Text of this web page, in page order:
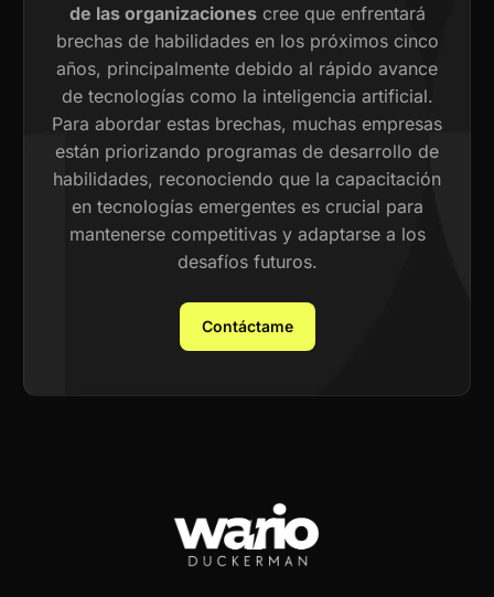
de las organizacionescree que enfrentará
brechas de habilidades en los próximos cinco
años, principalmente debido al rápido avance
de tecnologías como la inteligencia artificial.
Para abordar estas brechas, muchas empresas
están priorizando programas de desarrollo de
habilidades, reconociendo que la capacitación
en tecnologías emergentes es crucial para
mantenerse competitivas y adaptarse a los
desafíos futuros.
Contáctame